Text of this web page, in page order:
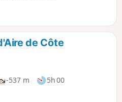
plus de
National des
et du
du Haut-
en
360°.
de Côte
-537 m
5h 00